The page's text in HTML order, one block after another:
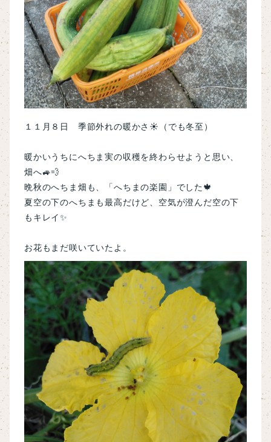
１１月８日 季節外れの暖かさ☀（でも冬至）
暖かいうちにへちま実の収穫を終わらせようと思い、
畑へ🚙💨
晩秋のへちま畑も、「へちまの楽園」でした🍁
夏空の下のへちまも最高だけど、空気が澄んだ空の下
もキレイ✨
お花もまだ咲いていたよ。